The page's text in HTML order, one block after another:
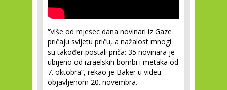
“Više od mjesec dana novinari iz Gaze
pričaju svijetu priču, a nažalost mnogi
su također postali priča: 35 novinara je
ubijeno od izraelskih bombi i metaka od
7. oktobra”, rekao je Baker u videu
objavljenom 20. novembra.